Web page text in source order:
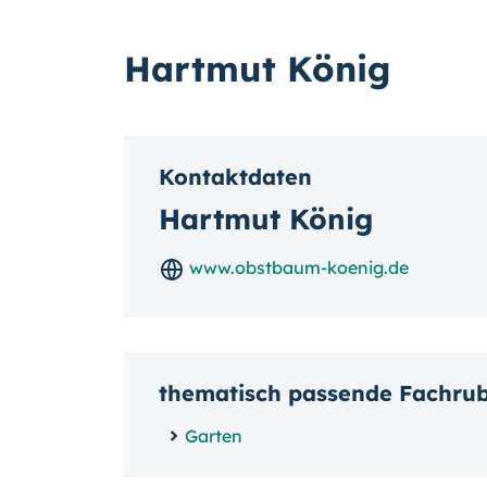
Hartmut König
Kontaktdaten
Hartmut König
www.obstbaum-koenig.de
thematisch passende
Garten